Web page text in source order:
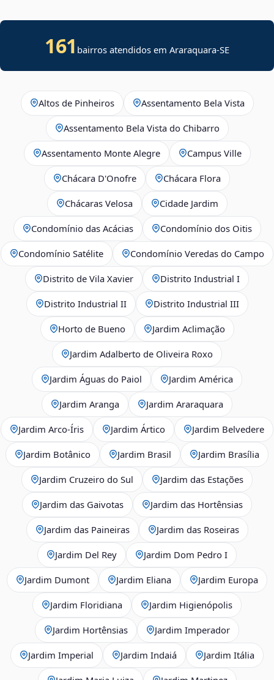
161 bairros atendidos em Araraquara-SE
Altos de Pinheiros Assentamento Bela Vista
Assentamento Bela Vista do Chibarro
Assentamento Monte Alegre Campus Ville
Chácara D'Onofre Chácara Flora
Chácaras Velosa Cidade Jardim
Condomínio das Acácias Condomínio dos Oitis
Condomínio Satélite Condomínio Veredas do Campo
Distrito de Vila Xavier Distrito Industrial I
Distrito Industrial II Distrito Industrial III
Horto de Bueno Jardim Aclimação
Jardim Adalberto de Oliveira Roxo
Jardim Águas do Paiol Jardim América
Jardim Aranga Jardim Araraquara
Jardim Arco‑Íris Jardim Ártico Jardim Belvedere
Jardim Botânico Jardim Brasil Jardim Brasília
Jardim Cruzeiro do Sul Jardim das Estações
Jardim das Gaivotas Jardim das Hortênsias
Jardim das Paineiras Jardim das Roseiras
Jardim Del Rey Jardim Dom Pedro I
Jardim Dumont Jardim Eliana Jardim Europa
Jardim Floridiana Jardim Higienópolis
Jardim Hortênsias Jardim Imperador
Jardim Imperial Jardim Indaiá Jardim Itália